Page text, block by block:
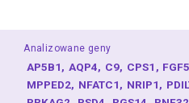
Analizowane geny
AP5B1 AQP4 C9 CPS1
MPPED2 NFATC1 NRIP1